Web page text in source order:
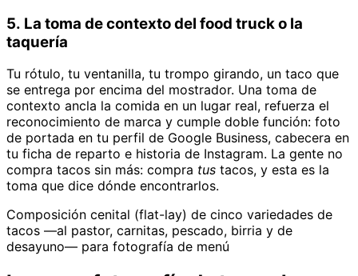
5. La toma de contexto del food truck o la
taquería
Tu rótulo, tu ventanilla, tu trompo girando, un taco que
se entrega por encima del mostrador. Una toma de
contexto ancla la comida en un lugar real, refuerza el
reconocimiento de marca y cumple doble función: foto
de portada en tu perfil de Google Business, cabecera en
tu ficha de reparto e historia de Instagram. La gente no
compra tacos sin más: compra tus tacos, y esta es la
toma que dice dónde encontrarlos.
Composición cenital (flat-lay) de cinco variedades de
tacos —al pastor, carnitas, pescado, birria y de
desayuno— para fotografía de menú